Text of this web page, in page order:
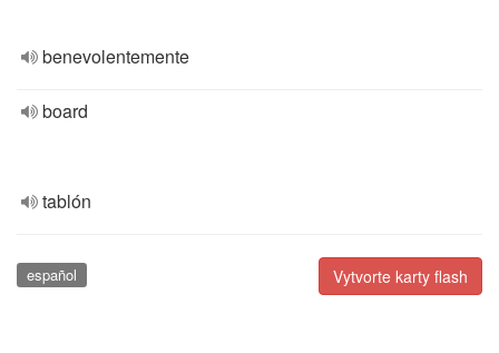
benevolentemente
board
tablón
Vytvorte karty flash
español